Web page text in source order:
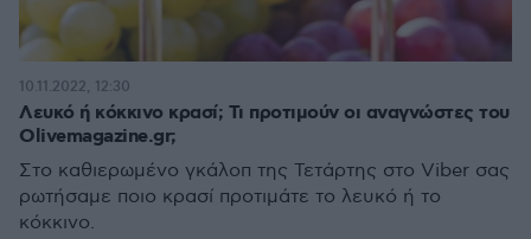
Λευκό ή κόκκινο κρασί; Τι προτιμούν οι αναγνώστες του
Olivemagazine.gr;
Στο καθιερωμένο γκάλοπ της Τετάρτης στο Viber σας
ρωτήσαμε ποιο κρασί προτιμάτε το λευκό ή το
κόκκινο.
10.11.2022, 12:30